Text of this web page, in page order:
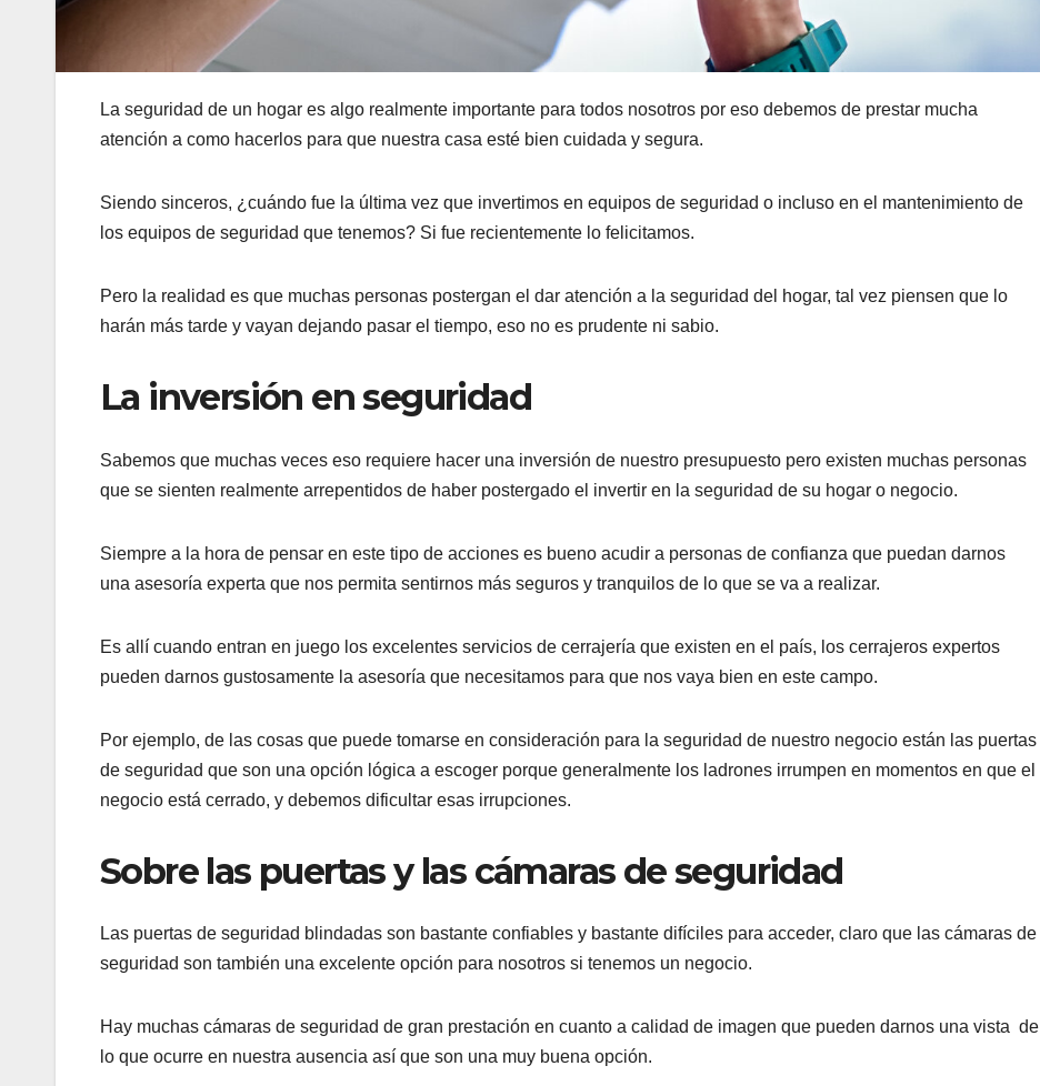
La seguridad de un hogar es algo realmente importante para todos nosotros por eso debemos de prestar mucha
atención a como hacerlos para que nuestra casa esté bien cuidada y segura.
Siendo sinceros, ¿cuándo fue la última vez que invertimos en equipos de seguridad o incluso en el mantenimiento de
los equipos de seguridad que tenemos? Si fue recientemente lo felicitamos.
Pero la realidad es que muchas personas postergan el dar atención a la seguridad del hogar, tal vez piensen que lo
harán más tarde y vayan dejando pasar el tiempo, eso no es prudente ni sabio.
La inversión en seguridad
Sabemos que muchas veces eso requiere hacer una inversión de nuestro presupuesto pero existen muchas personas
que se sienten realmente arrepentidos de haber postergado el invertir en la seguridad de su hogar o negocio.
Siempre a la hora de pensar en este tipo de acciones es bueno acudir a personas de confianza que puedan darnos
una asesoría experta que nos permita sentirnos más seguros y tranquilos de lo que se va a realizar.
Es allí cuando entran en juego los excelentes servicios de cerrajería que existen en el país, los cerrajeros expertos
pueden darnos gustosamente la asesoría que necesitamos para que nos vaya bien en este campo.
Por ejemplo, de las cosas que puede tomarse en consideración para la seguridad de nuestro negocio están las puertas
de seguridad que son una opción lógica a escoger porque generalmente los ladrones irrumpen en momentos en que el
negocio está cerrado, y debemos dificultar esas irrupciones.
Sobre las puertas y las cámaras de seguridad
Las puertas de seguridad blindadas son bastante confiables y bastante difíciles para acceder, claro que las cámaras de
seguridad son también una excelente opción para nosotros si tenemos un negocio.
Hay muchas cámaras de seguridad de gran prestación en cuanto a calidad de imagen que pueden darnos una vista de
lo que ocurre en nuestra ausencia así que son una muy buena opción.